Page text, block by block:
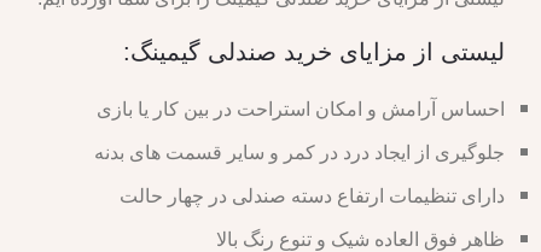
لیستی از مزایای خرید صندلی گیمینگ:
احساس آرامش و امکان استراحت در بین کار یا بازی
جلوگیری از ایجاد درد در کمر و سایر قسمت های بدنه
دارای تنظیمات ارتفاع دسته صندلی در چهار حالت
ظاهر فوق العاده شیک و تنوع رنگ بالا